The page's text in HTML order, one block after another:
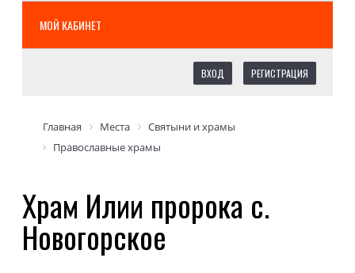
МОЙ КАБИНЕТ
ВХОД РЕГИСТРАЦИЯ
Главная Места
Святыни и храмы
Православные храмы
Храм Илии пророка с.
Новогорское